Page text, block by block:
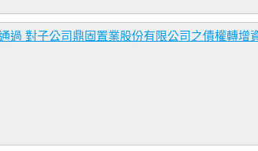
過 對子公司鼎固置業股份有限公司之債權轉增